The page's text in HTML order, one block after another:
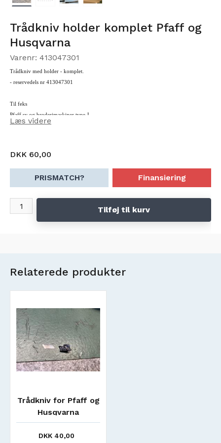
Trådkniv holder komplet Pfaff og
Husqvarna
Varenr: 413047301
Trådkniv med holder - komplet.
- reservedels nr 413047301
Til feks
Pfaff sy og broderimaskiner type J
Og
Læs videre
DKK 60,00
PRISMATCH? Finansiering
Tilføj til kurv
Relaterede produkter
Trådkniv for Pfaff og
Husqvarna
symaskiner- 2. stk
DKK 40,00